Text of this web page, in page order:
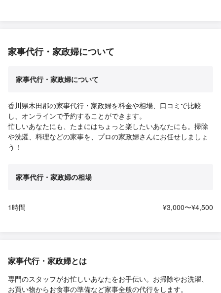
家事代行・家政婦について
家事代行・家政婦について
香川県木田郡の家事代行・家政婦を料金や相場、口コミで比較
し、オンラインで予約することができます。
忙しいあなたにも、たまにはちょっと楽したいあなたにも。掃除
や洗濯、料理などの家事を、プロの家政婦さんにお任せしましょ
う！
家事代行・家政婦の相場
1時間 ¥3,000〜¥4,500
家事代行・家政婦とは
専門のスタッフがお忙しいあなたをお手伝い。お掃除やお洗濯、
お買い物からお食事の準備など家事全般の代行をします。